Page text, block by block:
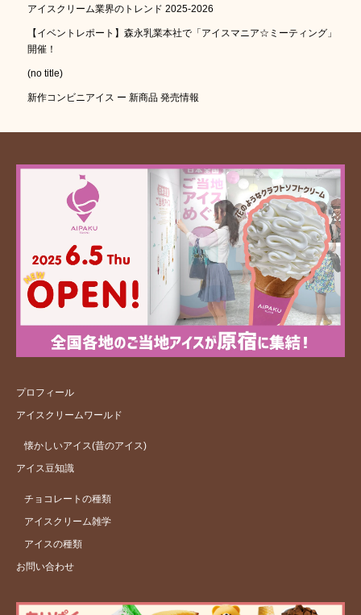
アイスクリーム業界のトレンド 2025-2026
【イベントレポート】森永乳業本社で「アイスマニア☆ミーティング」
開催！
(no title)
新作コンビニアイス ー 新商品 発売情報
プロフィール
アイスクリームワールド
懐かしいアイス(昔のアイス)
アイス豆知識
チョコレートの種類
アイスクリーム雑学
アイスの種類
お問い合わせ